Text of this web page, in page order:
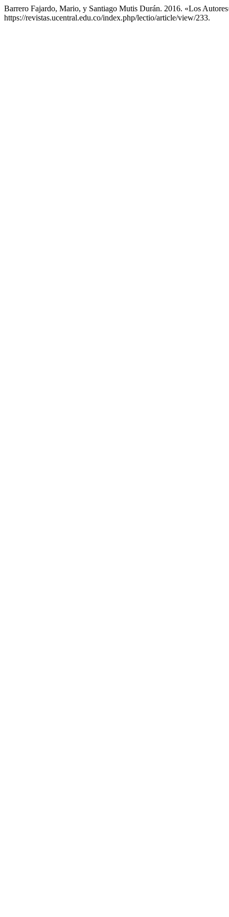
Barrero Fajardo, Mario, y Santiago Mutis Durán. 2016. «Los
https://revistas.ucentral.edu.co/index.php/lectio/article/view/233.